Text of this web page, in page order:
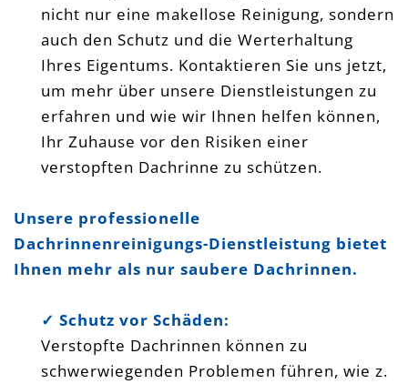
nicht nur eine makellose Reinigung, sondern
auch den Schutz und die Werterhaltung
Ihres Eigentums. Kontaktieren Sie uns jetzt,
um mehr über unsere Dienstleistungen zu
erfahren und wie wir Ihnen helfen können,
Ihr Zuhause vor den Risiken einer
verstopften Dachrinne zu schützen.
Unsere professionelle
Dachrinnenreinigungs-Dienstleistung bietet
Ihnen mehr als nur saubere Dachrinnen.
✓ Schutz vor Schäden:
Verstopfte Dachrinnen können zu
schwerwiegenden Problemen führen, wie z.